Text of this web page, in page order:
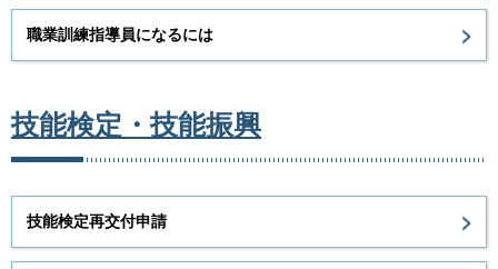
職業訓練指導員になるには
技能検定・技能振興
技能検定再交付申請